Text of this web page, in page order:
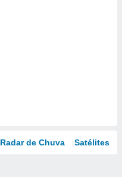
Radar de Chuva Satélites